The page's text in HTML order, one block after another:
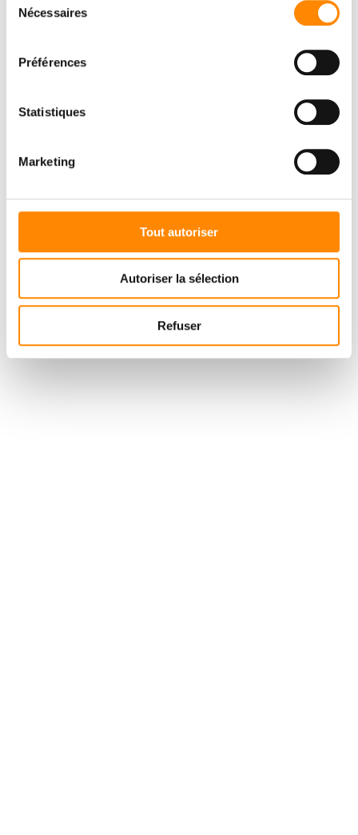
Nécessaires
Préférences
Statistiques
Marketing
Tout autoriser
Autoriser la sélection
Refuser